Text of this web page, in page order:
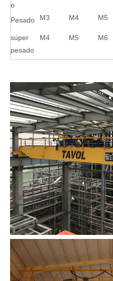
o
Pesado M3 M4 M5
súper
pesado
M4 M5 M6